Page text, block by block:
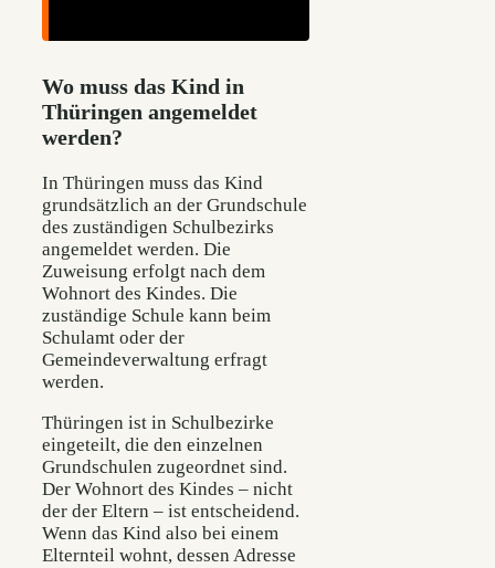
Wo muss das Kind in
Thüringen angemeldet
werden?
In Thüringen muss das Kind
grundsätzlich an der Grundschule
des zuständigen Schulbezirks
angemeldet werden. Die
Zuweisung erfolgt nach dem
Wohnort des Kindes. Die
zuständige Schule kann beim
Schulamt oder der
Gemeindeverwaltung erfragt
werden.
Thüringen ist in Schulbezirke
eingeteilt, die den einzelnen
Grundschulen zugeordnet sind.
Der Wohnort des Kindes – nicht
der der Eltern – ist entscheidend.
Wenn das Kind also bei einem
Elternteil wohnt, dessen Adresse